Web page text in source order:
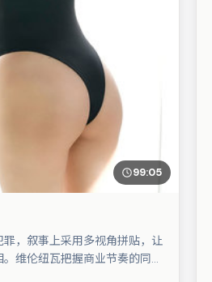
99:05
，叙事上采用多视角拼贴，让
维伦纽瓦把握商业节奏的同时